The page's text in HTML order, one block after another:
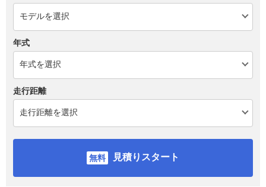
年式
走行距離
見積りスタート